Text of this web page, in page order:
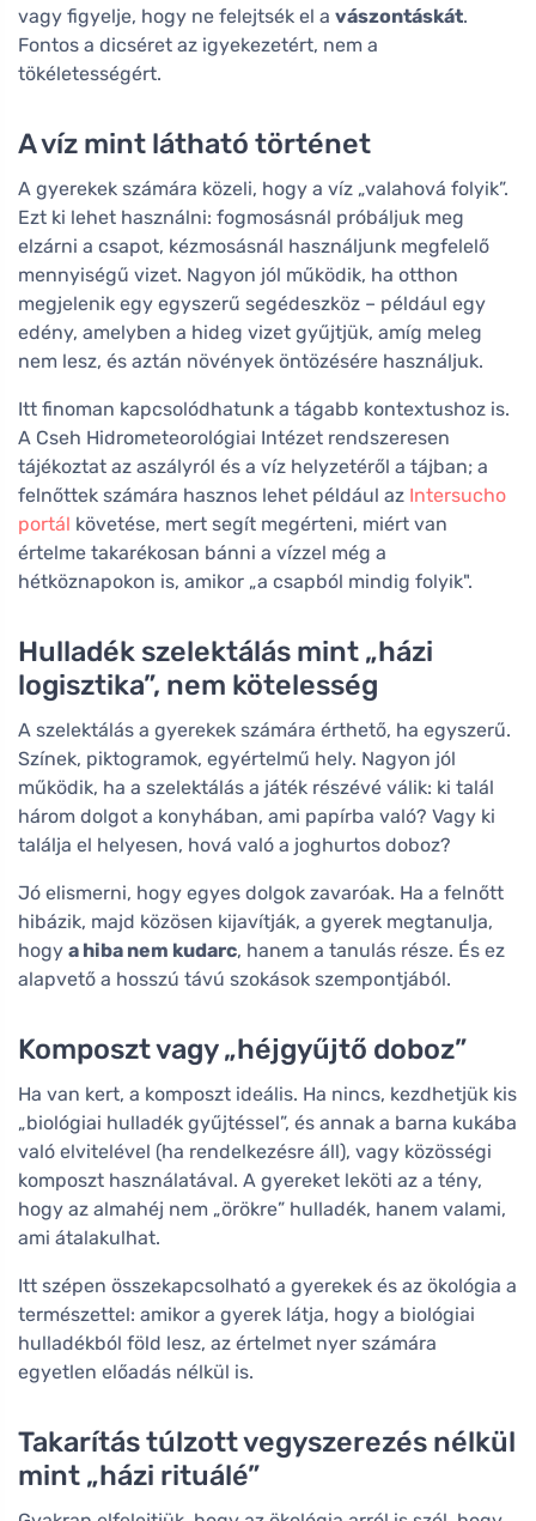
vagy figyelje, hogy ne felejtsék el a vászontáskát.
Fontos a dicséret az igyekezetért, nem a
tökéletességért.
A víz mint látható történet
A gyerekek számára közeli, hogy a víz „valahová folyik”.
Ezt ki lehet használni: fogmosásnál próbáljuk meg
elzárni a csapot, kézmosásnál használjunk megfelelő
mennyiségű vizet. Nagyon jól működik, ha otthon
megjelenik egy egyszerű segédeszköz – például egy
edény, amelyben a hideg vizet gyűjtjük, amíg meleg
nem lesz, és aztán növények öntözésére használjuk.
Itt finoman kapcsolódhatunk a tágabb kontextushoz is.
A Cseh Hidrometeorológiai Intézet rendszeresen
tájékoztat az aszályról és a víz helyzetéről a tájban; a
felnőttek számára hasznos lehet például az Intersucho
portál követése, mert segít megérteni, miért van
értelme takarékosan bánni a vízzel még a
hétköznapokon is, amikor „a csapból mindig folyik".
Hulladék szelektálás mint „házi
logisztika”, nem kötelesség
A szelektálás a gyerekek számára érthető, ha egyszerű.
Színek, piktogramok, egyértelmű hely. Nagyon jól
működik, ha a szelektálás a játék részévé válik: ki talál
három dolgot a konyhában, ami papírba való? Vagy ki
találja el helyesen, hová való a joghurtos doboz?
Jó elismerni, hogy egyes dolgok zavaróak. Ha a felnőtt
hibázik, majd közösen kijavítják, a gyerek megtanulja,
hogy a hiba nem kudarc, hanem a tanulás része. És ez
alapvető a hosszú távú szokások szempontjából.
Komposzt vagy „héjgyűjtő doboz”
Ha van kert, a komposzt ideális. Ha nincs, kezdhetjük kis
„biológiai hulladék gyűjtéssel”, és annak a barna kukába
való elvitelével (ha rendelkezésre áll), vagy közösségi
komposzt használatával. A gyereket leköti az a tény,
hogy az almahéj nem „örökre” hulladék, hanem valami,
ami átalakulhat.
Itt szépen összekapcsolható a gyerekek és az ökológia a
természettel: amikor a gyerek látja, hogy a biológiai
hulladékból föld lesz, az értelmet nyer számára
egyetlen előadás nélkül is.
Takarítás túlzott vegyszerezés nélkül
mint „házi rituálé”